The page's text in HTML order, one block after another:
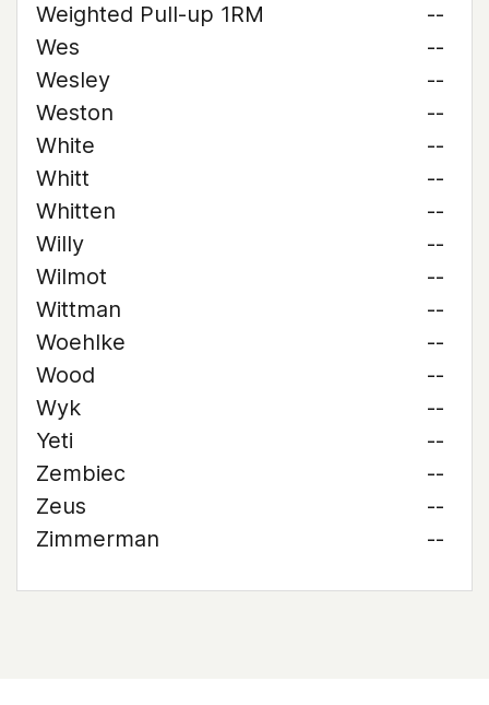
Weighted Pull-up 1RM
--
Wes
--
Wesley
--
Weston
--
White
--
Whitt
--
Whitten
--
Willy
--
Wilmot
--
Wittman
--
Woehlke
--
Wood
--
Wyk
--
Yeti
--
Zembiec
--
Zeus
--
Zimmerman
--